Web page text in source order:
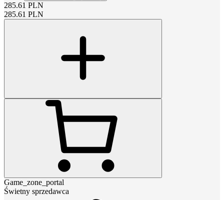
285.61 PLN
285.61 PLN
Game_zone_portal
Świetny sprzedawca